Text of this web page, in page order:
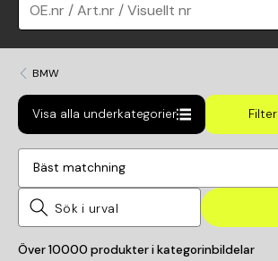
OE.nr / Art.nr / Visuellt nr
BMW
Visa alla underkategorier Filter
Bäst matchning
Över10000 produkter i kategorinbildelar